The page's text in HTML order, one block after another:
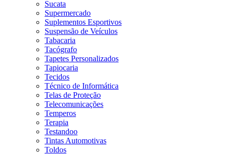
Sucata
Supermercado
Suplementos Esportivos
Suspensão de Veículos
Tabacaria
Tacógrafo
Tapetes Personalizados
Tapiocaria
Tecidos
Técnico de Informática
Telas de Proteção
Telecomunicações
Temperos
Terapia
Testandoo
Tintas Automotivas
Toldos